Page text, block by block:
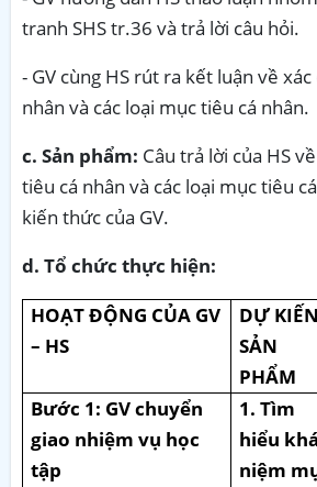
tranh SHS tr.36 và trả lời câu hỏi.
- GV cùng HS rút ra kết luận về
nhân và các loại mục tiêu cá nhân.
c. Sản phẩm: Câu trả lời của HS
tiêu cá nhân và các loại mục tiêu
kiến thức của GV.
d. Tổ chức thực hiện:
HOẠT ĐỘNG CỦA GV
– HS
DỰ KIẾN
SẢN
PHẨM
Bước 1: GV chuyển
giao nhiệm vụ học
tập
1. Tìm
hiểu
niệm